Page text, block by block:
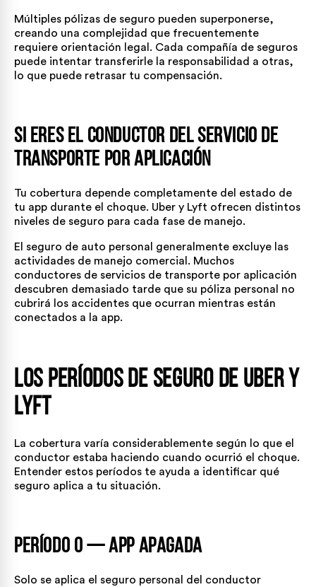
Múltiples pólizas de seguro pueden superponerse,
creando una complejidad que frecuentemente
requiere orientación legal. Cada compañía de seguros
puede intentar transferirle la responsabilidad a otras,
lo que puede retrasar tu compensación.
Si eres el conductor del servicio de
transporte por aplicación
Tu cobertura depende completamente del estado de
tu app durante el choque. Uber y Lyft ofrecen distintos
niveles de seguro para cada fase de manejo.
El seguro de auto personal generalmente excluye las
actividades de manejo comercial. Muchos
conductores de servicios de transporte por aplicación
descubren demasiado tarde que su póliza personal no
cubrirá los accidentes que ocurran mientras están
conectados a la app.
Los períodos de seguro de Uber y
Lyft
La cobertura varía considerablemente según lo que el
conductor estaba haciendo cuando ocurrió el choque.
Entender estos períodos te ayuda a identificar qué
seguro aplica a tu situación.
Período 0 — App apagada
Solo se aplica el seguro personal del conductor